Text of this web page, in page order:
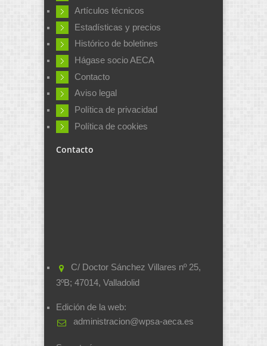
Artículos técnicos
Estadísticas y precios
Histórico de boletines
Hágase socio AECA
Contacto
Aviso legal
Política de privacidad
Política de cookies
Contacto
C/ Doctor Sánchez Villares nº 25,
3ºB; 47014, Valladolid
Edición de la web:
administracion@wpsa-aeca.es